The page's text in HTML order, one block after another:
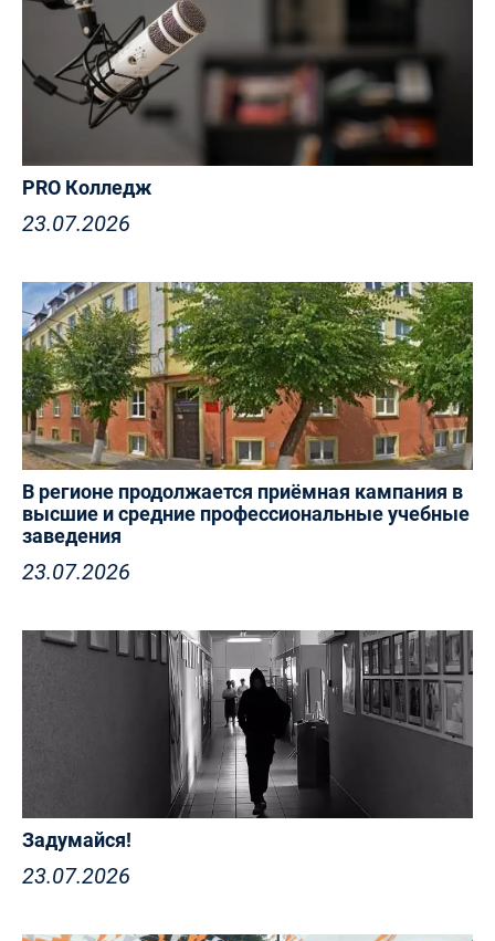
PRO Колледж
23.07.2026
В регионе продолжается приёмная кампания в
высшие и средние профессиональные учебные
заведения
23.07.2026
Задумайся!
23.07.2026